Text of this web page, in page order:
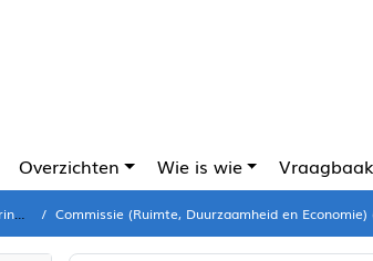
Overzichten Wie is wie Vraagbaak
Commissie (Ruimte, Duurzaamheid en Economie) (woensdag